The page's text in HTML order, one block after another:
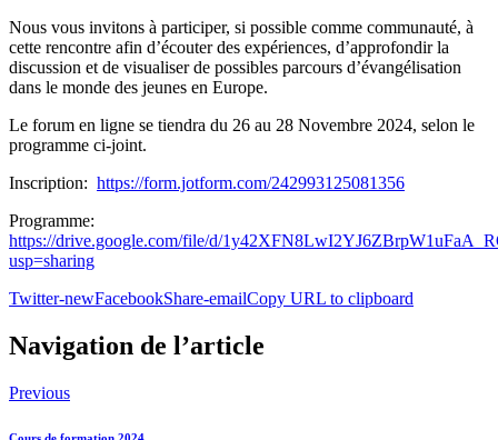
Nous vous invitons à participer, si possible comme communauté, à
cette rencontre afin d’écouter des expériences, d’approfondir la
discussion et de visualiser de possibles parcours d’évangélisation
dans le monde des jeunes en Europe.
Le forum en ligne se tiendra du 26 au 28 Novembre 2024, selon le
programme ci-joint.
Inscription: https://form.jotform.com/242993125081356
Programme:
https://drive.google.com/file/d/
usp=sharing
Twitter-newFacebookShare-emailCopy URL to clipboard
Navigation de l’article
Previous